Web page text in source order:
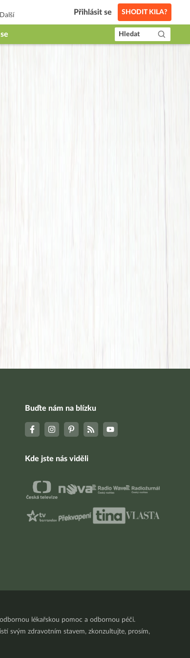
Další Přihlásit se SHODIT KILA?
Hledat
Buďte nám na blízku
Kde jste nás viděli
lékařskou pomoc a odbornou péči.
svým zdravotním stavem, zkonzultujte, prosím,